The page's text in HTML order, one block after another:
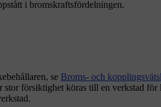
i bromskraftsfördelningen.
se Broms- och
försiktighet köras till en verkstad